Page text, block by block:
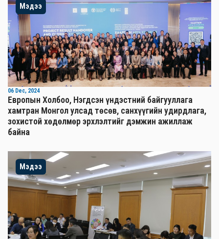
Мэдээ
06 Dec, 2024
Европын Холбоо, Нэгдсэн үндэстний байгууллага
хамтран Монгол улсад төсөв, санхүүгийн удирдлага,
зохистой хөдөлмөр эрхлэлтийг дэмжин ажиллаж
байна
Мэдээ